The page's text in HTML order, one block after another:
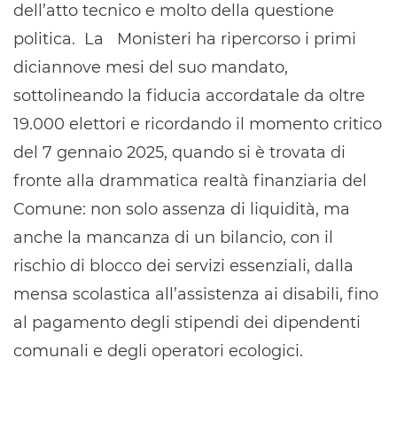
dell’atto tecnico e molto della questione
politica. La Monisteri ha ripercorso i primi
diciannove mesi del suo mandato,
sottolineando la fiducia accordatale da oltre
19.000 elettori e ricordando il momento critico
del 7 gennaio 2025, quando si è trovata di
fronte alla drammatica realtà finanziaria del
Comune: non solo assenza di liquidità, ma
anche la mancanza di un bilancio, con il
rischio di blocco dei servizi essenziali, dalla
mensa scolastica all’assistenza ai disabili, fino
al pagamento degli stipendi dei dipendenti
comunali e degli operatori ecologici.